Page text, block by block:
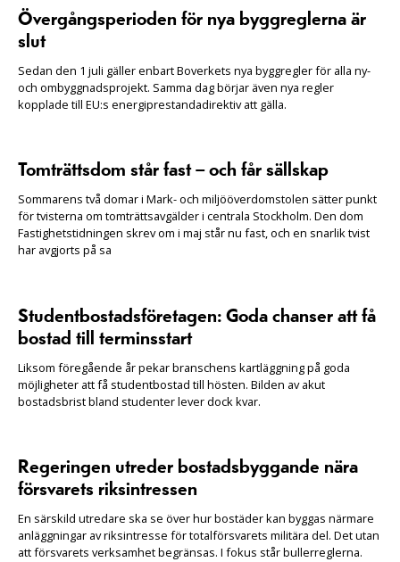
Övergångsperioden för nya byggreglerna är
slut
Sedan den 1 juli gäller enbart Boverkets nya byggregler för alla ny-
och ombyggnadsprojekt. Samma dag börjar även nya regler
kopplade till EU:s energiprestandadirektiv att gälla.
Tomträttsdom står fast – och får sällskap
Sommarens två domar i Mark- och miljööverdomstolen sätter punkt
för tvisterna om tomträttsavgälder i centrala Stockholm. Den dom
Fastighetstidningen skrev om i maj står nu fast, och en snarlik tvist
har avgjorts på sa
Studentbostadsföretagen: Goda chanser att få
bostad till terminsstart
Liksom föregående år pekar branschens kartläggning på goda
möjligheter att få studentbostad till hösten. Bilden av akut
bostadsbrist bland studenter lever dock kvar.
Regeringen utreder bostadsbyggande nära
försvarets riksintressen
En särskild utredare ska se över hur bostäder kan byggas närmare
anläggningar av riksintresse för totalförsvarets militära del. Det utan
att försvarets verksamhet begränsas. I fokus står bullerreglerna.